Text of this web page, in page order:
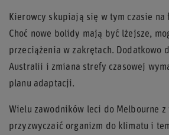
Kierowcy skupiają się w tym czasie na
Choć nowe bolidy mają być lżejsze,
przeciążenia w zakrętach. Dodatkowo
Australii i zmiana strefy czasowej
planu adaptacji.
Wielu zawodników leci do Melbourne
przyzwyczaić organizm do klimatu i